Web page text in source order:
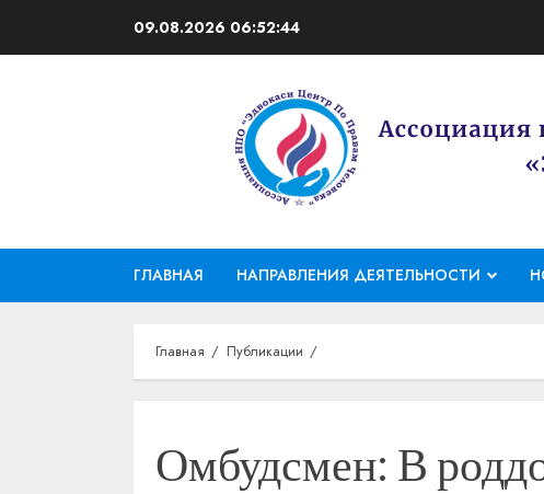
09.08.2026 06:52:45
ГЛАВНАЯ НАПРАВЛЕНИЯ ДЕЯТЕЛЬНОСТИ
Главная Публикации
Омбудсмен: В